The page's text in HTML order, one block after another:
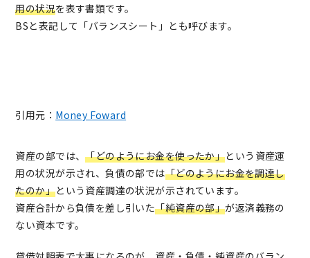
用の状況を表す書類です。
BSと表記して「バランスシート」とも呼びます。
引用元： Money Foward
資産の部では、「どのようにお金を使ったか」という資産運
用の状況が示され、負債の部では「どのようにお金を調達し
たのか」という資産調達の状況が示されています。
資産合計から負債を差し引いた「純資産の部」が返済義務の
ない資本です。